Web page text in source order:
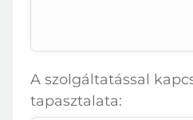
A szolgáltatással
tapasztalata: